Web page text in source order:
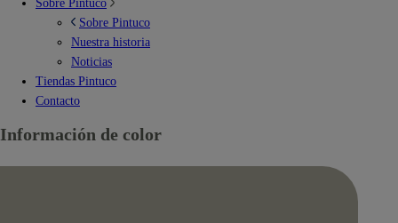
Sobre Pintuco
Sobre Pintuco
Nuestra historia
Noticias
Tiendas Pintuco
Contacto
Información de color